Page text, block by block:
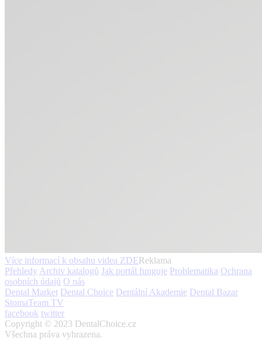
Více informací k obsahu videa ZDEReklama
Přehledy Archiv katalogů Jak portál funguje Problematika Ochrana
osobních údajů O nás
Dental Market Dental Choice Dentální Akademie Dental Bazar
StomaTeam TV
facebook twitter
Copyright © 2023 DentalChoice.cz
Všechna práva vyhrazena.